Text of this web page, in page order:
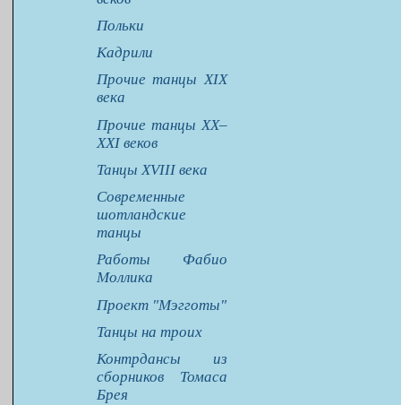
Польки
Кадрили
Прочие танцы XIX
века
Прочие танцы XX–
XXI веков
Танцы XVIII века
Современные
шотландские
танцы
Работы Фабио
Моллика
Проект "Мэгготы"
Танцы на троих
Контрдансы из
сборников Томаса
Брея